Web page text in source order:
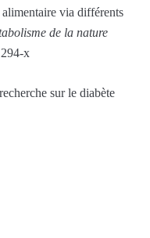
via différents
de la nature
x
sur le diabète